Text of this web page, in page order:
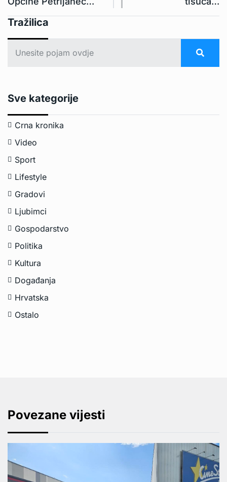
Tražilica
Sve kategorije
Crna kronika
Video
Sport
Lifestyle
Gradovi
Ljubimci
Gospodarstvo
Politika
Kultura
Događanja
Hrvatska
Ostalo
Povezane vijesti